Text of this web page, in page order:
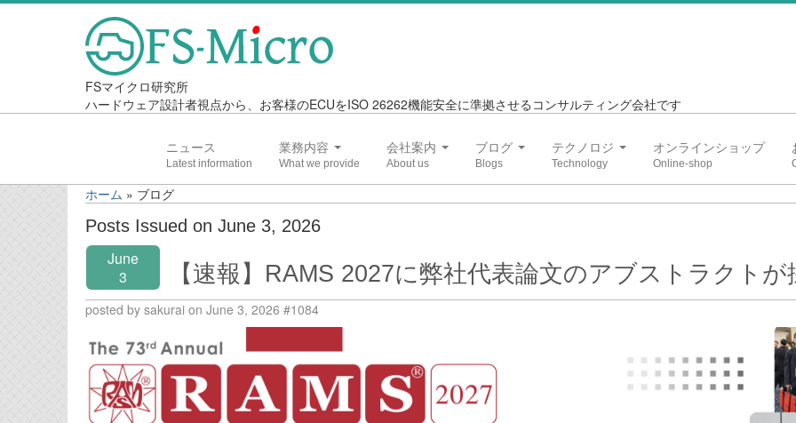
FSマイクロ研究所
ハードウェア設計者視点から、お客様のECUをISO 26262機能安全に準拠させるコンサルティング会社です
ニュース 業務内容 会社案内 ブログ テクノロジ オンラインショップ
ホーム » ブログ
Posts Issued on June 3, 2026
June
3
【速報】RAMS 2027に弊社代表論文のアブストラクトが
posted by sakurai on June 3, 2026 #1084